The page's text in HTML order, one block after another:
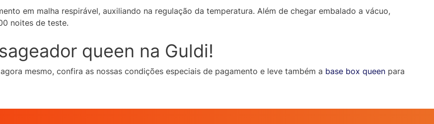
em malha respirável, auxiliando na regulação da temperatura. Além de chegar embalado a vácuo,
noites de teste.
queen na Guldi!
mesmo, confira as nossas condições especiais de pagamento e leve também a base box queen para